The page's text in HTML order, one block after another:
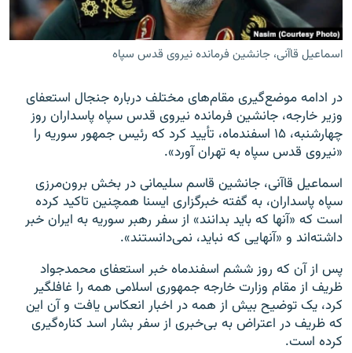
زبان‌های دیگر
اسماعیل قاآنی، جانشین فرمانده نیروی قدس سپاه
در ادامه موضع‌گیری مقام‌های مختلف درباره جنجال استعفای
وزیر خارجه، جانشین فرمانده نیروی قدس سپاه پاسداران روز
چهارشنبه، ۱۵ اسفندماه، تأیید کرد که رئیس جمهور سوریه را
«نیروی قدس سپاه به تهران آورد».
اسماعیل قاآنی، جانشین قاسم سلیمانی در بخش برون‌مرزی
سپاه پاسداران، به گفته خبرگزاری ایسنا همچنین تاکید کرده
است که «آنها که باید بدانند» از سفر رهبر سوریه به ایران خبر
داشته‌اند و «آنهایی که نباید، نمی‌دانستند».
پس از آن که روز ششم اسفندماه خبر استعفای محمدجواد
ظریف از مقام وزارت خارجه جمهوری اسلامی همه را غافلگیر
کرد، یک توضیح بیش از همه در اخبار انعکاس یافت و آن این
که ظریف در اعتراض به بی‌خبری از سفر بشار اسد کناره‌گیری
کرده است.